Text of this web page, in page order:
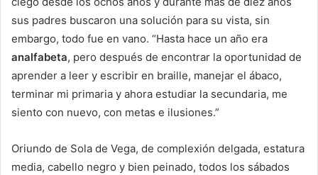
sus padres buscaron una solución para su vista, sin
embargo, todo fue en vano. “Hasta hace un año era
analfabeta, pero después de encontrar la oportunidad de
aprender a leer y escribir en braille, manejar el ábaco,
terminar mi primaria y ahora estudiar la secundaria, me
siento con nuevo, con metas e ilusiones.”
Oriundo de Sola de Vega, de complexión delgada, estatura
media, cabello negro y bien peinado, todos los sábados